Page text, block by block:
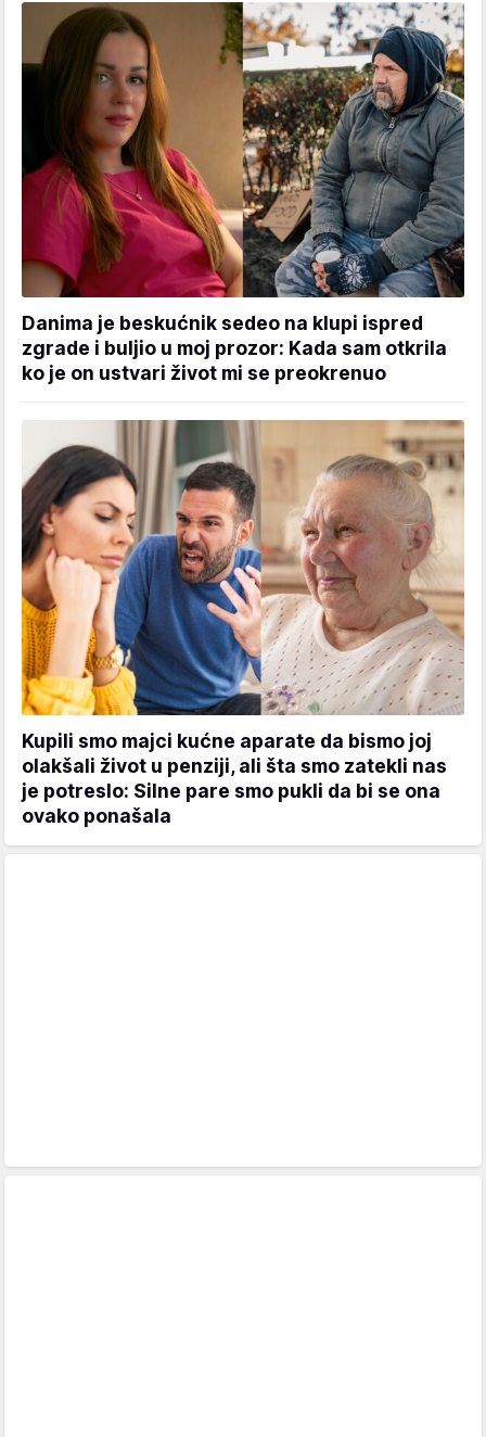
Danima je beskućnik sedeo na klupi ispred
zgrade i buljio u moj prozor: Kada sam otkrila
ko je on ustvari život mi se preokrenuo
Kupili smo majci kućne aparate da bismo joj
olakšali život u penziji, ali šta smo zatekli nas
je potreslo: Silne pare smo pukli da bi se ona
ovako ponašala